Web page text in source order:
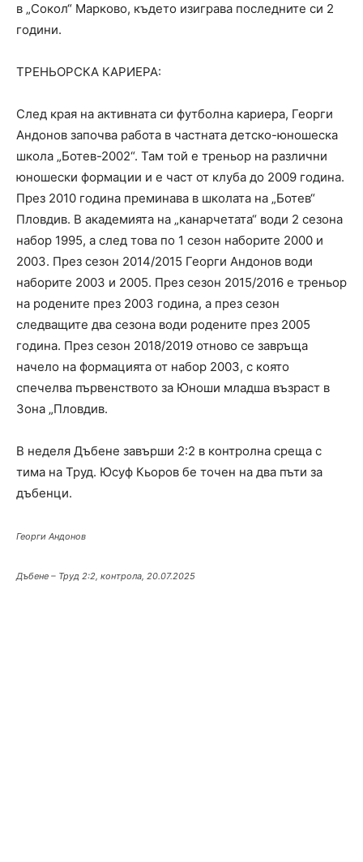
в „Сокол“ Марково, където изиграва последните си 2
години.
ТРЕНЬОРСКА КАРИЕРА:
След края на активната си футболна кариера, Георги
Андонов започва работа в частната детско-юношеска
школа „Ботев-2002“. Там той е треньор на различни
юношески формации и е част от клуба до 2009 година.
През 2010 година преминава в школата на „Ботев“
Пловдив. В академията на „канарчетата“ води 2 сезона
набор 1995, а след това по 1 сезон наборите 2000 и
2003. През сезон 2014/2015 Георги Андонов води
наборите 2003 и 2005. През сезон 2015/2016 е треньор
на родените през 2003 година, а през сезон
следващите два сезона води родените през 2005
година. През сезон 2018/2019 отново се завръща
начело на формацията от набор 2003, с която
спечелва първенството за Юноши младша възраст в
Зона „Пловдив.
В неделя Дъбене завърши 2:2 в контролна среща с
тима на Труд. Юсуф Кьоров бе точен на два пъти за
дъбенци.
Георги Андонов
Дъбене – Труд 2:2, контрола, 20.07.2025